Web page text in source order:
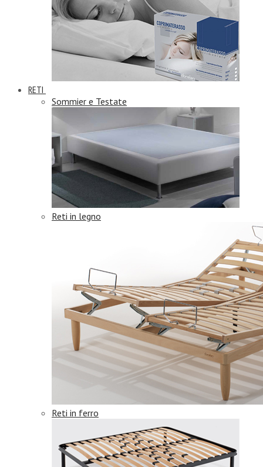
RETI
Sommier e Testate
Reti in legno
Reti in ferro